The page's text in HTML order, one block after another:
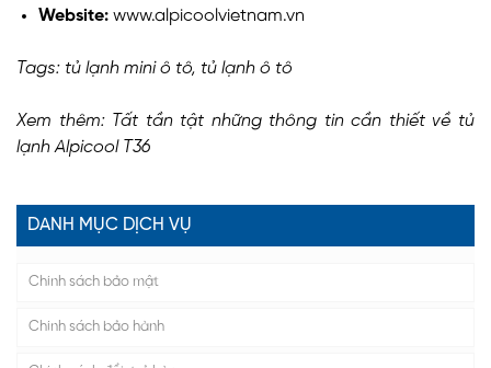
Website: www.alpicoolvietnam.vn
Tags: tủ lạnh mini ô tô, tủ lạnh ô tô
Xem thêm: Tất tần tật những thông tin cần thiết về tủ
lạnh Alpicool T36
DANH MỤC DỊCH VỤ
Chính sách bảo mật
Chính sách bảo hành